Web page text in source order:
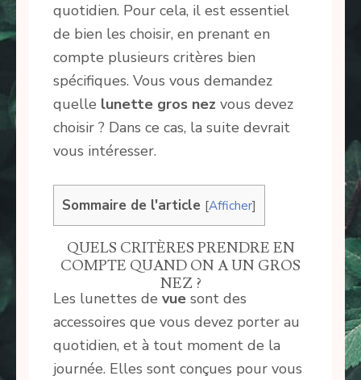
quotidien. Pour cela, il est essentiel
de bien les choisir, en prenant en
compte plusieurs critères bien
spécifiques. Vous vous demandez
quelle lunette gros nez vous devez
choisir ? Dans ce cas, la suite devrait
vous intéresser.
Sommaire de l'article [Afficher]
QUELS CRITÈRES PRENDRE EN
COMPTE QUAND ON A UN GROS
NEZ ?
Les lunettes de vue sont des
accessoires que vous devez porter au
quotidien, et à tout moment de la
journée. Elles sont conçues pour vous